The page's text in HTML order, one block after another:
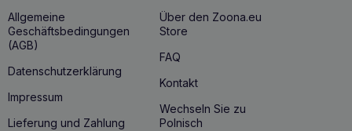
Allgemeine
Geschäftsbedingungen
(AGB)
Datenschutzerklärung
Impressum
Lieferung und Zahlung
Über den Zoona.eu
Store
FAQ
Kontakt
Wechseln Sie zu
Polnisch